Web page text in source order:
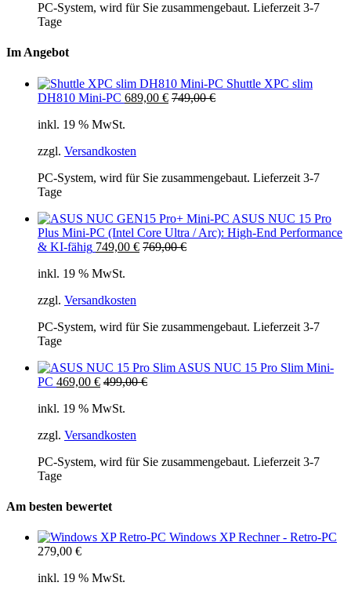
PC-System, wird für Sie zusammengebaut. Lieferzeit 3-7
Tage
Im Angebot
Shuttle XPC slim
DH810 Mini-PC 689,00 € 749,00€
inkl. 19 % MwSt.
zzgl. Versandkosten
PC-System, wird für Sie zusammengebaut. Lieferzeit 3-7
Tage
ASUS NUC 15 Pro
Plus Mini-PC (Intel Core Ultra / Arc): High-End Performance
& KI-fähig 749,00 € 769,00€
inkl. 19 % MwSt.
zzgl. Versandkosten
PC-System, wird für Sie zusammengebaut. Lieferzeit 3-7
Tage
ASUS NUC 15 Pro Slim Mini-
PC 469,00 € 499,00€
inkl. 19 % MwSt.
zzgl. Versandkosten
PC-System, wird für Sie zusammengebaut. Lieferzeit 3-7
Tage
Am besten bewertet
Windows XP Rechner - Retro-PC
279,00 €
inkl. 19 % MwSt.